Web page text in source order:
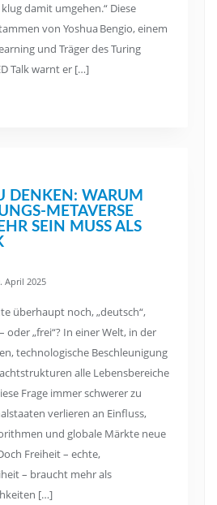
damit umgehen.“ Diese
von Yoshua Bengio, einem
und Träger des Turing
Talk warnt er […]
DENKEN: WARUM
METAVERSE
SEIN MUSS ALS
April 2025
überhaupt noch, „deutsch“,
oder „frei“? In einer Welt, in der
technologische Beschleunigung
alle Lebensbereiche
Frage immer schwerer zu
verlieren an Einfluss,
und globale Märkte neue
Freiheit – echte,
– braucht mehr als
[…]